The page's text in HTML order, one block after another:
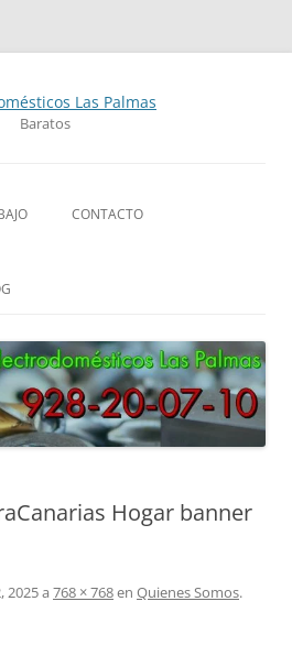
Las Palmas
Baratos
CONTACTO
Hogar banner
2025a 768 × 768en Quienes Somos.